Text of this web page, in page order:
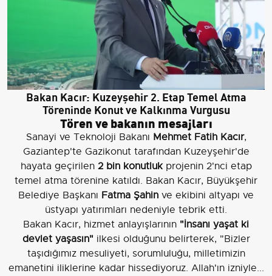
Bakan Kacır: Kuzeyşehir 2. Etap Temel Atma
Töreninde Konut ve Kalkınma Vurgusu
Tören ve bakanın mesajları
Sanayi ve Teknoloji Bakanı Mehmet Fatih Kacır,
Gaziantep'te Gazikonut tarafından Kuzeyşehir'de
hayata geçirilen 2 bin konutlukprojenin 2'nci etap
temel atma törenine katıldı. Bakan Kacır, Büyükşehir
Belediye Başkanı Fatma Şahin ve ekibini altyapı ve
üstyapı yatırımları nedeniyle tebrik etti.
Bakan Kacır, hizmet anlayışlarının "İnsanı yaşat ki
devlet yaşasın"ilkesi olduğunu belirterek, "Bizler
taşıdığımız mesuliyeti, sorumluluğu, milletimizin
emanetini iliklerine kadar hissediyoruz. Allah'ın izniyle...